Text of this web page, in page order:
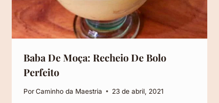
Baba De Moça: Recheio De Bolo
Perfeito
PorCaminho da Maestria 23 de abril, 2021